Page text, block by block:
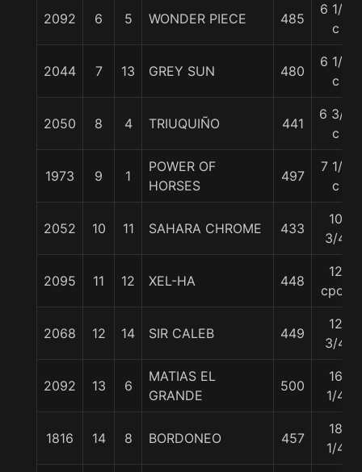
2092 6 5 WONDER PIECE 485
6 1/4
c
2044 7 13 GREY SUN 480
6 1/4
c
2050 8 4 TRIUQUIÑO 441
6 3/4
c
1973 9 1
POWER OF
HORSES
497
7 1/4
c
2052 10 11 SAHARA CHROME 433
10
3/4
2095 11 12 XEL-HA 448
12
cpos
2068 12 14 SIR CALEB 449
12
3/4
2092 13 6
MATIAS EL
GRANDE
500
16
1/4
1816 14 8 BORDONEO 457
18
1/4